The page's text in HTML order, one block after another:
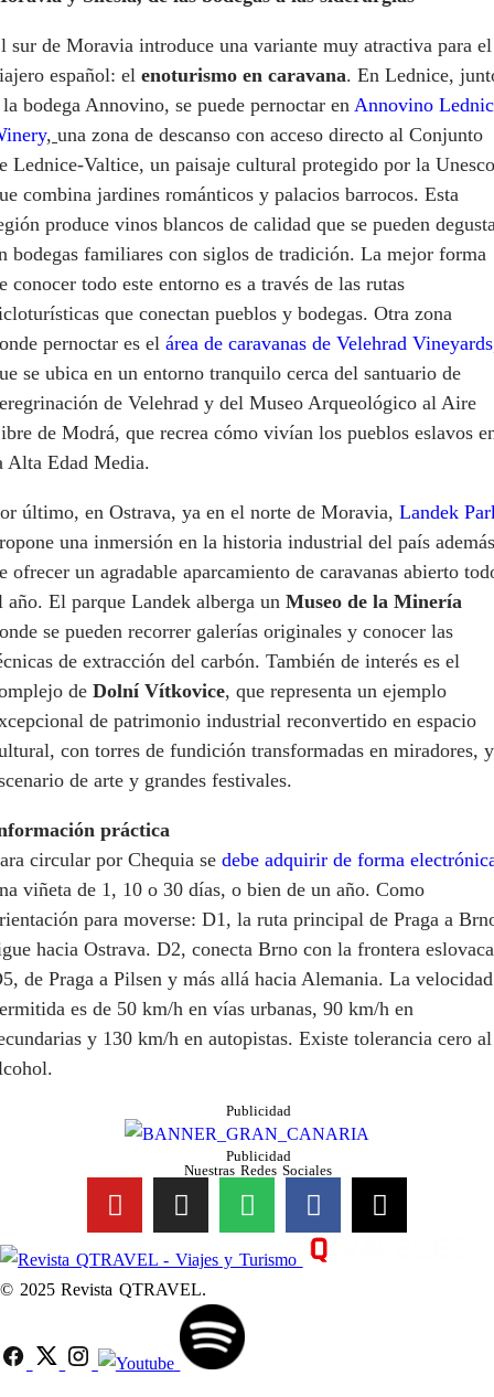
sur de Moravia introduce una variante muy atractiva para el
español: el enoturismo en caravana. En Lednice,
la bodega Annovino, se puede pernoctar en Annovino
, una zona de descanso con acceso directo al Conjunto
Lednice-Valtice, un paisaje cultural protegido por la Unesco
combina jardines románticos y palacios barrocos. Esta
produce vinos blancos de calidad que se pueden
bodegas familiares con siglos de tradición. La mejor forma
conocer todo este entorno es a través de las rutas
que conectan pueblos y bodegas. Otra zona
pernoctar es el área de caravanas de Velehrad Vineyards
se ubica en un entorno tranquilo cerca del santuario de
de Velehrad y del Museo Arqueológico al Aire
de Modrá, que recrea cómo vivían los pueblos eslavos
Alta Edad Media.
último, en Ostrava, ya en el norte de Moravia, Landek
una inmersión en la historia industrial del país además
ofrecer un agradable aparcamiento de caravanas abierto
año. El parque Landek alberga un Museo de la Minería
se pueden recorrer galerías originales y conocer las
de extracción del carbón. También de interés es el
de Dolní Vítkovice, que representa un ejemplo
de patrimonio industrial reconvertido en espacio
con torres de fundición transformadas en miradores, y
de arte y grandes festivales.
práctica
circular por Chequia se debe adquirir de forma
viñeta de 1, 10 o 30 días, o bien de un año. Como
para moverse: D1, la ruta principal de Praga a
hacia Ostrava. D2, conecta Brno con la frontera
de Praga a Pilsen y más allá hacia Alemania. La velocidad
es de 50 km/h en vías urbanas, 90 km/h en
y 130 km/h en autopistas. Existe tolerancia cero al
Publicidad
Publicidad
Nuestras Redes Sociales
© 2025 Revista QTRAVEL.